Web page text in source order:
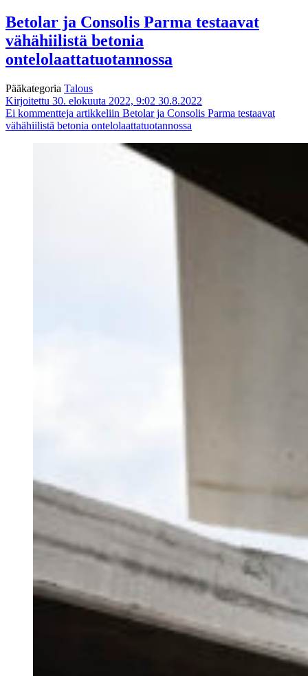
Betolar ja Consolis Parma testaavat
vähähiilistä betonia
ontelolaattatuotannossa
Pääkategoria Talous
Kirjoitettu 30. elokuuta 2022, 9:02 30.8.2022
Ei kommentteja artikkeliin Betolar ja Consolis Parma testaavat
vähähiilistä betonia ontelolaattatuotannossa